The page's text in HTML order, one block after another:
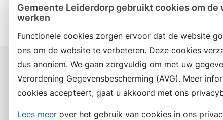
Gemeente Leiderdorp gebruikt cookies om
werken
Functionele cookies zorgen ervoor dat de website
ons om de website te verbeteren. Deze cookies
dus anoniem. We gaan zorgvuldig om met uw
Verordening Gegevensbescherming (AVG). Meer
cookies accepteert, gaat u akkoord met ons
Lees meer over het gebruik van cookies in ons